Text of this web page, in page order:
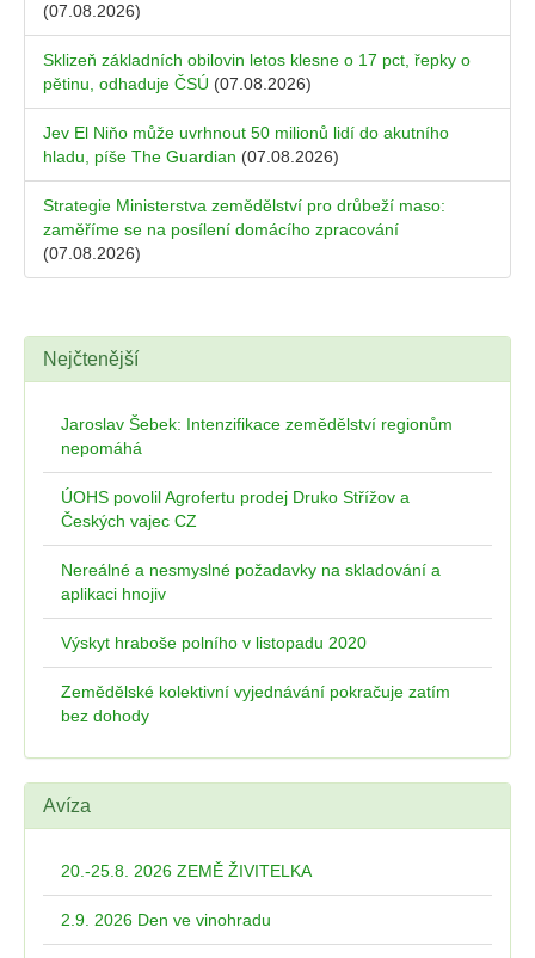
(07.08.2026)
Sklizeň základních obilovin letos klesne o 17 pct, řepky o
pětinu, odhaduje ČSÚ (07.08.2026)
Jev El Niňo může uvrhnout 50 milionů lidí do akutního
hladu, píše The Guardian (07.08.2026)
Strategie Ministerstva zemědělství pro drůbeží maso:
zaměříme se na posílení domácího zpracování
(07.08.2026)
Nejčtenější
Jaroslav Šebek: Intenzifikace zemědělství regionům
nepomáhá
ÚOHS povolil Agrofertu prodej Druko Střížov a
Českých vajec CZ
Nereálné a nesmyslné požadavky na skladování a
aplikaci hnojiv
Výskyt hraboše polního v listopadu 2020
Zemědělské kolektivní vyjednávání pokračuje zatím
bez dohody
Avíza
20.-25.8. 2026 ZEMĚ ŽIVITELKA
2.9. 2026 Den ve vinohradu